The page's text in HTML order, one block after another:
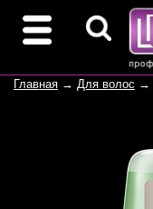
Главная → Для волос →